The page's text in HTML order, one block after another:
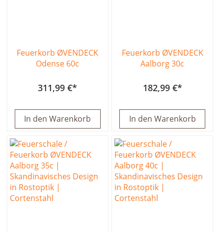
Feuerkorb ØVENDECK
Odense 60c
311,99 €
In den Warenkorb
Feuerkorb ØVENDECK
Aalborg 30c
182,99 €
In den Warenkorb